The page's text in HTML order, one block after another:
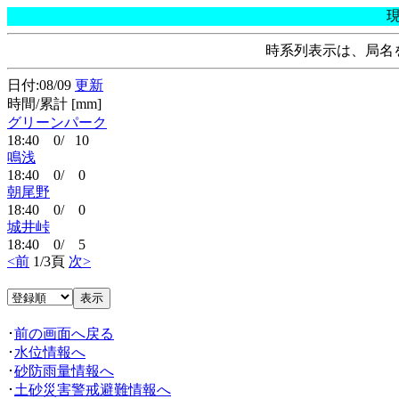
時系列表示は、局
日付:08/09 更新
時間/累計 [mm]
グリーンパーク
18:40 0/ 10
鳴浅
18:40 0/ 0
朝尾野
18:40 0/ 0
城井峠
18:40 0/ 5
<前 1/3頁 次>
･前の画面へ戻る
･ 水位情報へ
･砂防雨量情報へ
･ 土砂災害警戒避難情報へ